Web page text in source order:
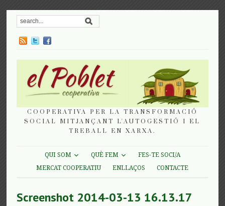
COOPERATIVA PER LA TRANSFORMACIÓ
SOCIAL MITJANÇANT L'AUTOGESTIÓ I EL
TREBALL EN XARXA.
QUI SOM QUÈ FEM
FES-TE SOCI/A
MERCAT COOPERATIU
ENLLAÇOS CONTACTE
Screenshot 2014-03-13 16.13.17